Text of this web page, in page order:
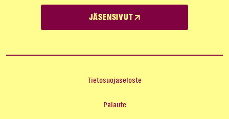
JÄSENSIVUT
Tietosuojaseloste
Palaute